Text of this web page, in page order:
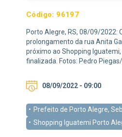
Código: 96197
Porto Alegre, RS, 08/09/2022:
prolongamento da rua Anita
próximo ao Shopping
finalizada. Fotos: Pedro
08/09/2022 - 09:00
Prefeito de Porto Alegre,
Shopping Iguatemi Porto